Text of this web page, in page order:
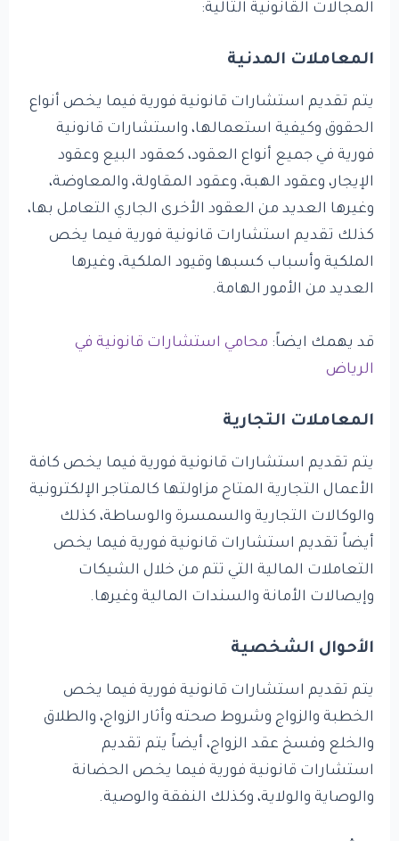
المجالات القانونية التالية:
المعاملات المدنية
يتم تقديم استشارات قانونية فورية فيما يخص أنواع
الحقوق وكيفية استعمالها، واستشارات قانونية
فورية في جميع أنواع العقود، كعقود البيع وعقود
الإيجار، وعقود الهبة، وعقود المقاولة، والمعاوضة،
وغيرها العديد من العقود الأخرى الجاري التعامل بها،
كذلك تقديم استشارات قانونية فورية فيما يخص
الملكية وأسباب كسبها وقيود الملكية، وغيرها
العديد من الأمور الهامة.
قد يهمك ايضاً: محامي استشارات قانونية في
الرياض
المعاملات التجارية
يتم تقديم استشارات قانونية فورية فيما يخص كافة
الأعمال التجارية المتاح مزاولتها كالمتاجر الإلكترونية
والوكالات التجارية والسمسرة والوساطة، كذلك
أيضاً تقديم استشارات قانونية فورية فيما يخص
التعاملات المالية التي تتم من خلال الشيكات
وإيصالات الأمانة والسندات المالية وغيرها.
الأحوال الشخصية
يتم تقديم استشارات قانونية فورية فيما يخص
الخطبة والزواج وشروط صحته وأثار الزواج، والطلاق
والخلع وفسخ عقد الزواج، أيضاً يتم تقديم
استشارات قانونية فورية فيما يخص الحضانة
والوصاية والولاية، وكذلك النفقة والوصية.